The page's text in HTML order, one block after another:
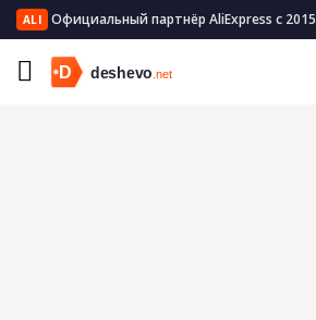
ALI Официальный партнёр AliExpress с 2015
Главная Красота и здоровье
Контактные линзы